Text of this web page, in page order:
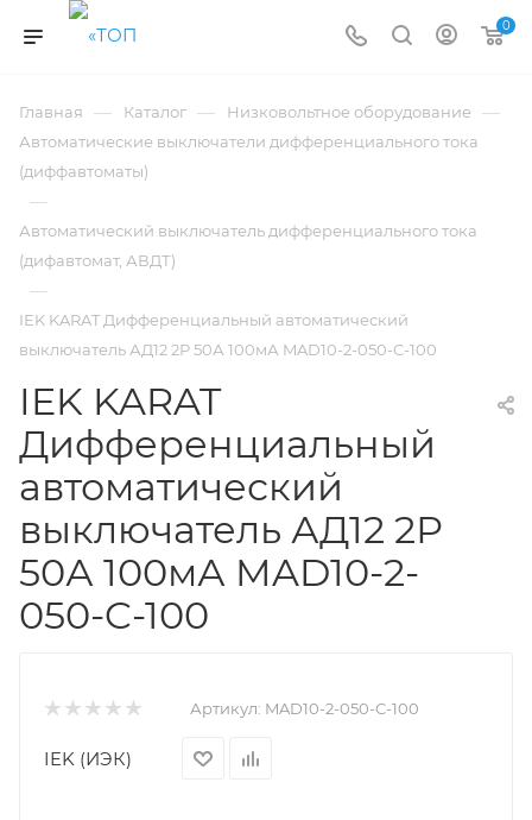
0
Главная — Каталог — Низковольтное оборудование —
Автоматические выключатели дифференциального тока
(диффавтоматы)
—
Автоматический выключатель дифференциального тока
(дифавтомат, АВДТ)
—
IEK KARAT Дифференциальный автоматический
выключатель АД12 2Р 50А 100мА MAD10-2-050-C-100
IEK KARAT
Дифференциальный
автоматический
выключатель АД12 2Р
50А 100мА MAD10-2-
050-C-100
Артикул: MAD10-2-050-C-100
IEK (ИЭК)